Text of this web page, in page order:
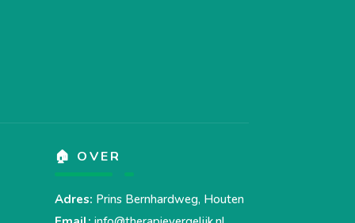
🏠 OVER
Adres: Prins Bernhardweg, Houten